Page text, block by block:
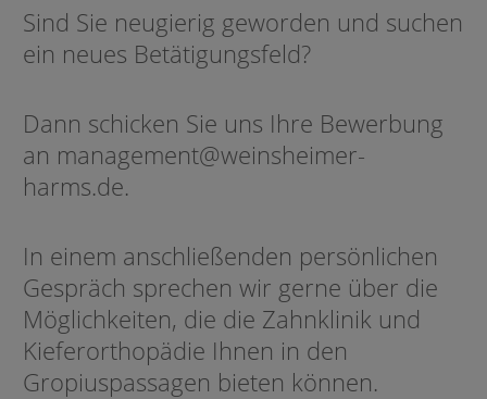
Sind Sie neugierig geworden und suchen
ein neues Betätigungsfeld?
Dann schicken Sie uns Ihre Bewerbung
an management@weinsheimer-
harms.de.
In einem anschließenden persönlichen
Gespräch sprechen wir gerne über die
Möglichkeiten, die die Zahnklinik und
Kieferorthopädie Ihnen in den
Gropiuspassagen bieten können.